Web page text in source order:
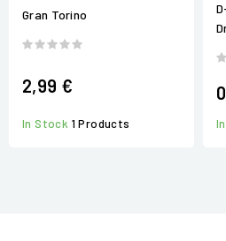
Gran Torino
2,99 €
In Stock 1 Products